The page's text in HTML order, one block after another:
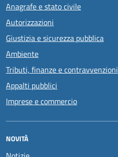
Anagrafe e stato civile
Autorizzazioni
Giustizia e sicurezza pubblica
Ambiente
Tributi, finanze e contravvenzioni
Appalti pubblici
Imprese e commercio
NOVITÀ